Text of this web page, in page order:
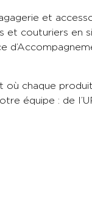
et
couturiers en
où chaque
équipe : de